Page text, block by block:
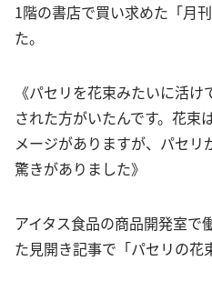
1階の書店で買い求めた「月
た。
《パセリを花束みたいに活
された方がいたんです。花束
メージがありますが、パセリ
驚きがありました》
アイタス食品の商品開発室で
た見開き記事で「パセリの花